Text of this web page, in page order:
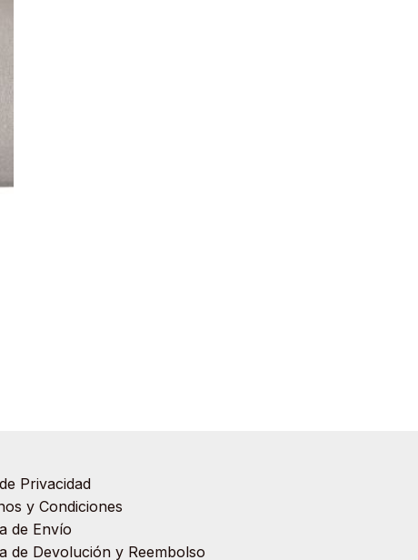
Privacidad
y Condiciones
de Envío
de Devolución y Reembolso